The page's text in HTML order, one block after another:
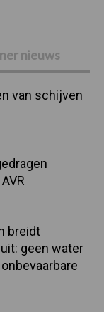
nieuws
van schijven
breidt
geen water